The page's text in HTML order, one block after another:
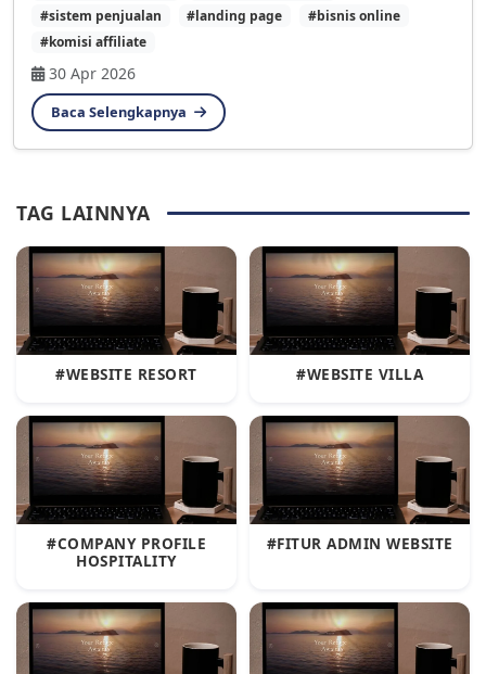
#sistem penjualan
#landing page
#bisnis online
#komisi affiliate
30 Apr 2026
Baca Selengkapnya
TAG LAINNYA
#WEBSITE RESORT #WEBSITE VILLA
#COMPANY PROFILE
HOSPITALITY
#FITUR ADMIN WEBSITE